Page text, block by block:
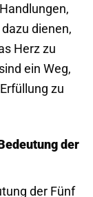
dienen,
Herz zu
ein Weg,
zu
der
der Fünf